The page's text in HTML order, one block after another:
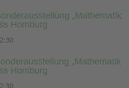
„Mathematik
Homburg
„Mathematik
Homburg